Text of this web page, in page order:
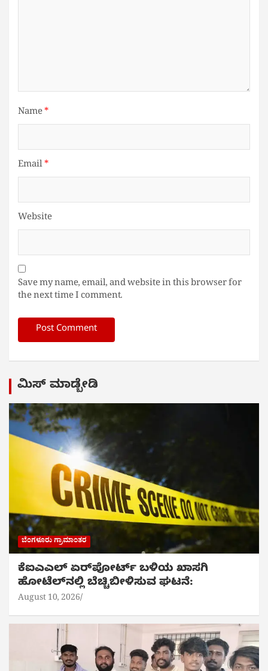
Name*
Email*
Website
Save my name, email, and website in this browser for
the next time I comment.
ಮಿಸ್ ಮಾಡ್ಬೇಡಿ
ಬೆಂಗಳೂರು ಗ್ರಾಮಾಂತರ
ಕೆಐಎಎಲ್ ಏರ್‌ಪೋರ್ಟ್ ಬಳಿಯ ಖಾಸಗಿ
ಹೋಟೆಲ್‌ನಲ್ಲಿ ಬೆಚ್ಚಿಬೀಳಿಸುವ ಘಟನೆ:
August 10, 2026